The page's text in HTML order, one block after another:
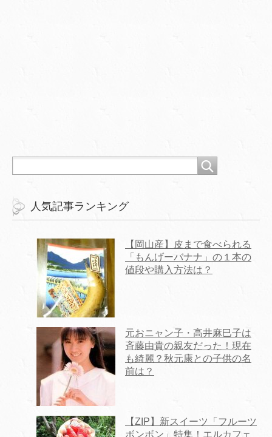
人気記事ランキング
【岡山産】皮まで食べられる
「もんげーバナナ」の１本の
値段や購入方法は？
元おニャン子・高井麻巳子は
斉藤由貴の親友だった！現在
も綺麗？秋元康との子供の名
前は？
【ZIP】新スイーツ「フルーツ
ボンボン」特集！エルカフェ